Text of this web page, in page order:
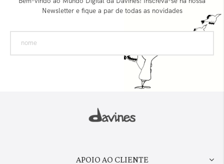
Newsletter e fique a par de todas as novidades
APOIO AO CLIENTE